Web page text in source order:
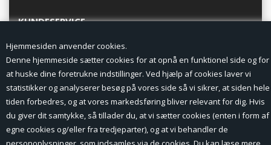
Hjemmesiden anvender cookies.
Denne hjemmeside sætter cookies for at opnå en funktionel side og for
at huske dine foretrukne indstillinger. Ved hjælp af cookies laver vi
statistikker og analyserer besøg på vores side så vi sikrer, at siden hele
tiden forbedres, og at vores markedsføring bliver relevant for dig. Hvis
du giver dit samtykke, så tillader du, at vi sætter cookies (enten i form af
egne cookies og/eller fra tredjeparter), og at vi behandler de
KUNDESERVICE
Forside
Min Konto
Nyheder
Vilkår og betingelser